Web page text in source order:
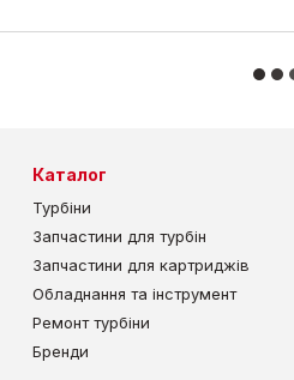
Каталог
Турбіни
Запчастини для турбін
Запчастини для картриджів
Обладнання та інструмент
Ремонт турбіни
Бренди